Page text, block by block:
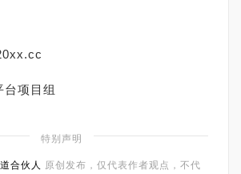
台项目组
特别声明
合伙人 原创发布，仅代表作者观点，不代